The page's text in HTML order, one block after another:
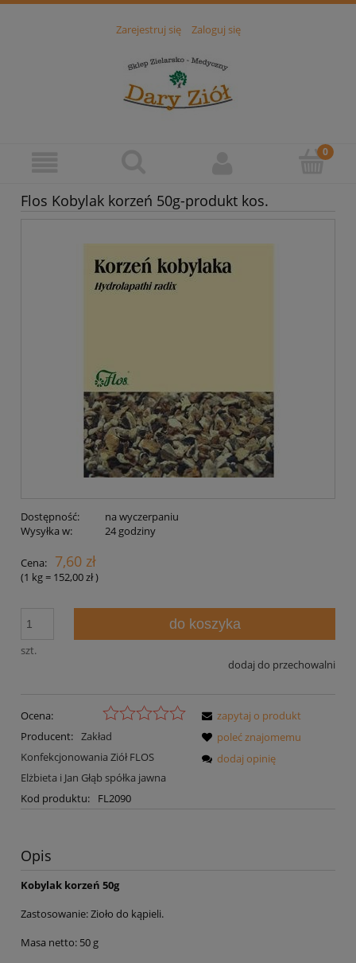
Zarejestruj się Zaloguj się
Flos Kobylak korzeń 50g-produkt kos.
Dostępność:
na wyczerpaniu
Wysyłka w:
24 godziny
Cena: 7,60 zł
(1 kg= 152,00 zł)
szt.
do koszyka
dodaj do przechowalni
Ocena:
Producent: Zakład
Konfekcjonowania Ziół FLOS
Elżbieta i Jan Głąb spółka jawna
Kod produktu:
FL2090
zapytaj o produkt
poleć znajomemu
dodaj opinię
Opis
Kobylak korzeń 50g
Zastosowanie: Zioło do kąpieli.
Masa netto: 50 g